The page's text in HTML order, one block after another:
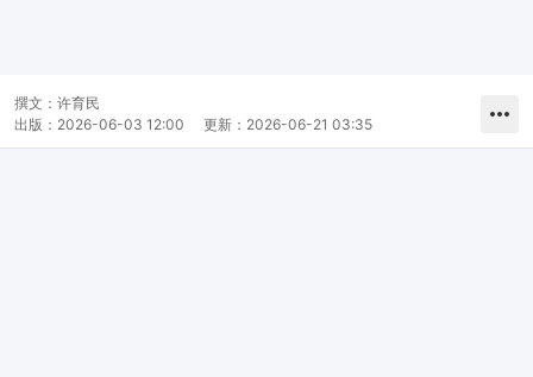
撰文： 许育民
出版： 2026-06-03 12:00 更新： 2026-06-21 03:35